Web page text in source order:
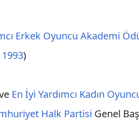
Erkek Oyuncu Akademi
1993)
En İyi Yardımcı Kadın
Halk Partisi Genel